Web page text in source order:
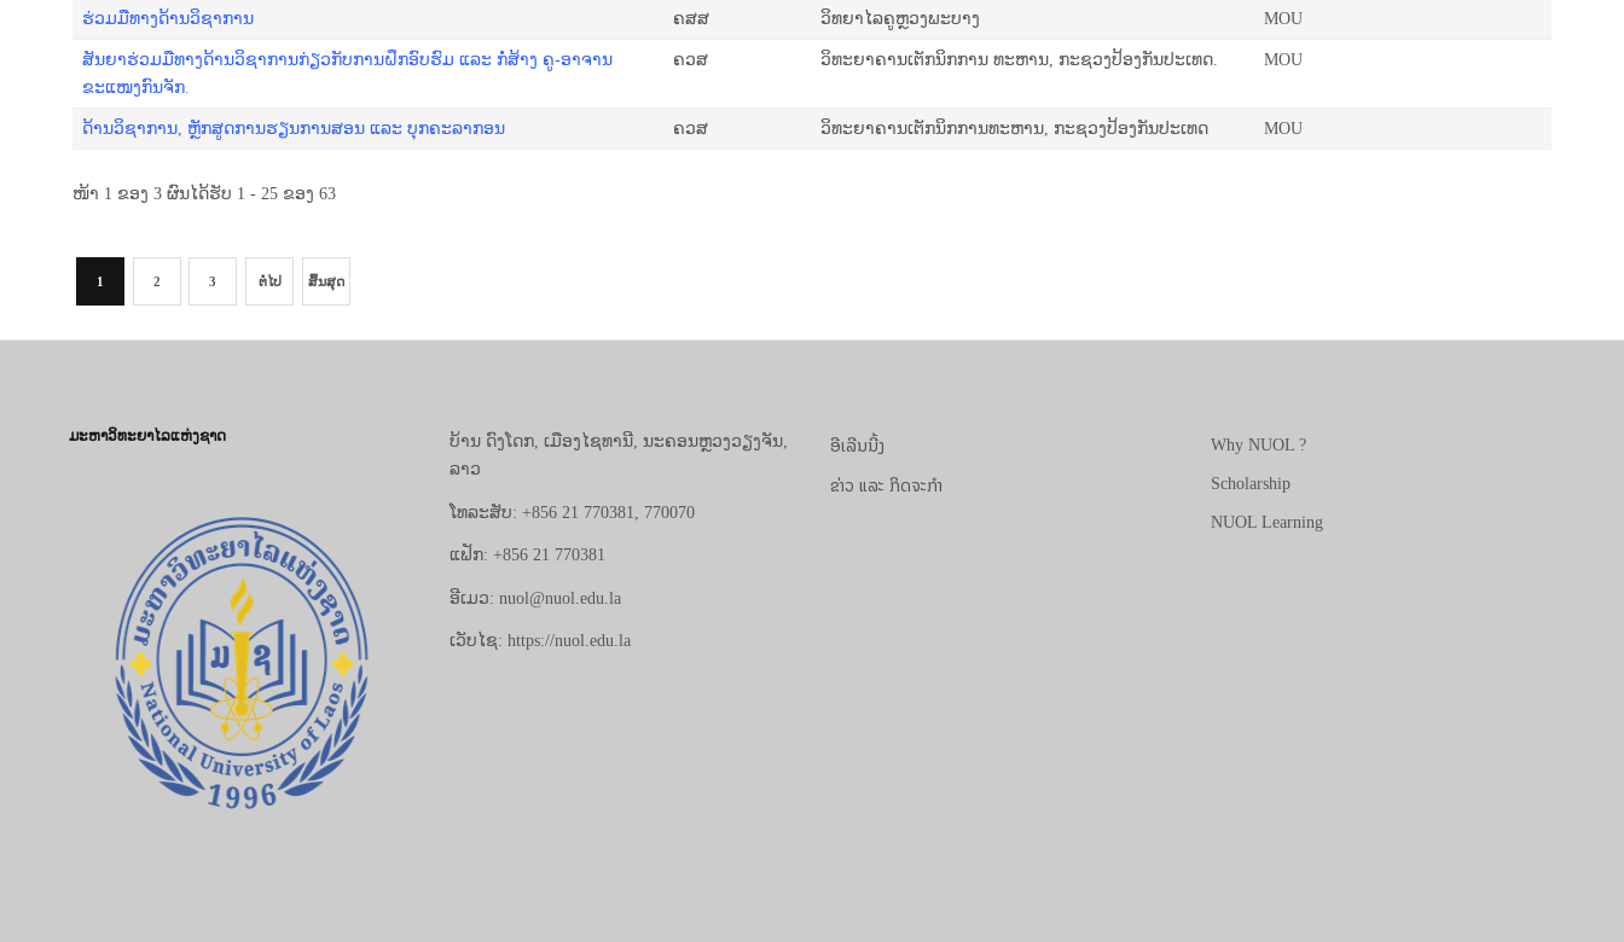
ຮ່ວມມືທາງດ້ານວິຊາການ ຄສສ ວິທຍາໄລຄູຫຼວງພະບາງ MOU
ສັນຍາຮ່ວມມືທາງດ້ານວິຊາການກ່ຽວກັບການຝຶກອົບຮົມ ແລະ ກໍ່ສ້າງ ຄູ-ອາຈານ
ຂະແໜງກົນຈັກ.
ຄວສ ວິທະຍາຄານເຕັກນິກການ ທະຫານ, ກະຊວງປ້ອງກັນປະເທດ. MOU
ດ້ານວິຊາການ, ຫຼັກສູດການຮຽນການສອນ ແລະ ບຸກຄະລາກອນ ຄວສ ວິທະຍາຄານເຕັກນິກການທະຫານ, ກະຊວງປ້ອງກັນປະເທດ MOU
ໜ້າ 1 ຂອງ 3 ຜົນໄດ້ຮັບ 1 - 25 ຂອງ 63
1 2 3 ຕໍ່ໄປ ສິ້ນສຸດ
ມະຫາວິທະຍາໄລແຫ່ງຊາດ
ບ້ານ ດົງໂດກ, ເມືອງໄຊທານີ, ນະຄອນຫຼວງວຽງຈັນ,
ລາວ
ໂທລະສັບ: +856 21 770381, 770070
ແຟັກ: +856 21 770381
ອີເມວ: nuol@nuol.edu.la
ເວັບໄຊ: https://nuol.edu.la
ອີເລີນນີ້ງ
ຂ່າວ ແລະ ກິດຈະກຳ
Why NUOL ?
Scholarship
NUOL Learning